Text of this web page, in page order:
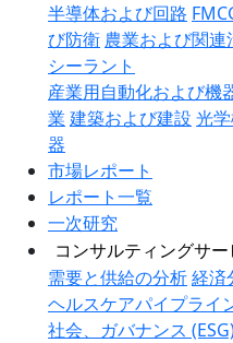
半導体および回路
び防衛 農業および関連
シーラント
産業用自動化および機
業 建築および建設 光
器
市場レポート
レポート一覧
一次研究
コンサルティングサー
需要と供給の分析経済
ヘルスケアパイプライ
社会、ガバナンス